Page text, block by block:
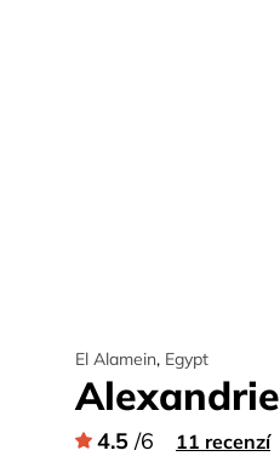
El Alamein, Egypt
Alexandrie
4.5 /6 11 recenzí